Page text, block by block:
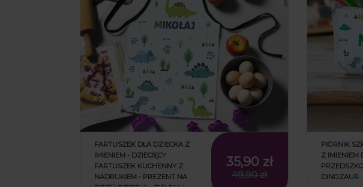
FARTUSZEK DLA DZIECKA Z
IMIENIEM - DZIECIĘCY
FARTUSZEK KUCHENNY Z
NADRUKIEM - PREZENT NA
35,90 zł
49,90 zł
PIÓRNIK
Z IMIENIEM
DINOZAUR